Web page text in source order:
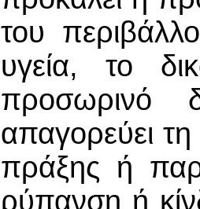
του
υγεία, το
προσωρινό
απαγορεύει
πράξης ή
ρύπανση ή